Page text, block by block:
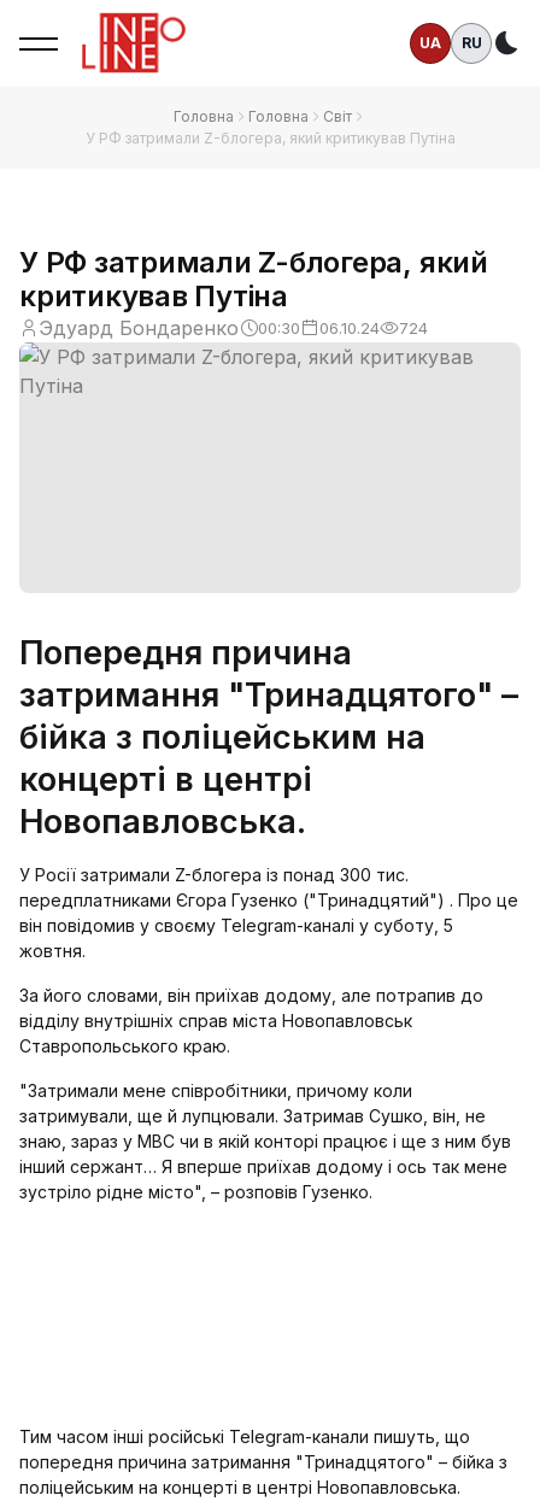
UA RU
Головна Головна
Світ
У РФ затримали Z-блогера, який критикував Путіна
У РФ затримали Z-блогера, який
критикував Путіна
Эдуард Бондаренко 00:30 06.10.24 724
Попередня причина
затримання "Тринадцятого" –
бійка з поліцейським на
концерті в центрі
Новопавловська.
У Росії затримали Z-блогера із понад 300 тис.
передплатниками Єгора Гузенко ("Тринадцятий") . Про це
він повідомив у своєму Telegram-каналі у суботу, 5
жовтня.
За його словами, він приїхав додому, але потрапив до
відділу внутрішніх справ міста Новопавловськ
Ставропольського краю.
"Затримали мене співробітники, причому коли
затримували, ще й лупцювали. Затримав Сушко, він, не
знаю, зараз у МВС чи в якій конторі працює і ще з ним був
інший сержант… Я вперше приїхав додому і ось так мене
зустріло рідне місто", – розповів Гузенко.
Тим часом інші російські Telegram-канали пишуть, що
попередня причина затримання "Тринадцятого" – бійка з
поліцейським на концерті в центрі Новопавловська.